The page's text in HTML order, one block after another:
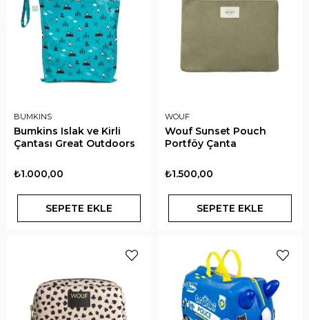
BUMKINS
Bumkins Islak ve Kirli
Çantası Great Outdoors
₺1.000,00
SEPETE EKLE
WOUF
Wouf Sunset Pouch
Portföy Çanta
₺1.500,00
SEPETE EKLE